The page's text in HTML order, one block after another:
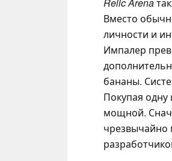
Вместо
личности и
Импалер
бананы.
Покупая одну
мощной.